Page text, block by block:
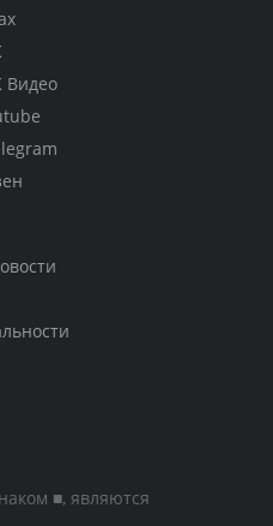
Видео
■, являются